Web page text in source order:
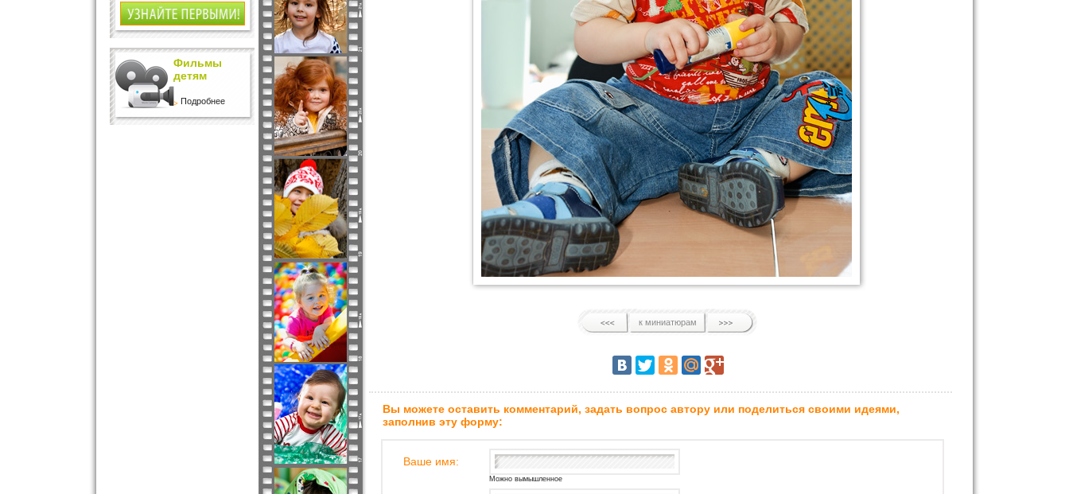
Фильмы
детям
Подробнее
к миниатюрам
Вы можете оставить комментарий, задать вопрос автору или поделиться своими идеями,
заполнив эту форму:
Ваше имя:
Можно вымышленное